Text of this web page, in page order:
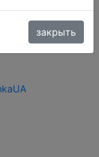
через
закрыть